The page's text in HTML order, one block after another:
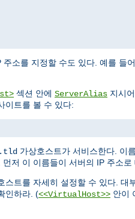
주소를 지정할 수도 있다. 예를 들
섹션 안에 ServerAlias 지시
이트를 볼 수 있다:
가상호스트가 서비스한다. 이
저 이 이름들이 서버의 IP 주소
스트를 자세히 설정할 수 있다.
인하라. (<<VirtualHost>> 안이